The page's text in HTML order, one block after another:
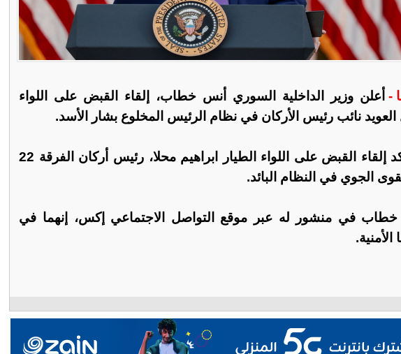
- أعلن وزير الداخلية السوري أنس خطاب، إلقاء القبض على اللواء
نائب رئيس الأركان في نظام الرئيس المخلوع بشار الأسد.
كما أكد إلقاء القبض على اللواء الطيار ابراهيم محلا، رئيس أركان الفرقة 22
الجوي في النظام البائد.
خطاب في منشور له عبر موقع التواصل الاجتماعي إكس، إنهما في
الأمنية.